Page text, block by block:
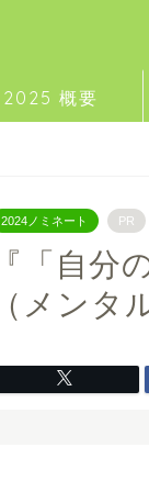
2025 概要
2024ノミネート PR
『「自分
（メンタ